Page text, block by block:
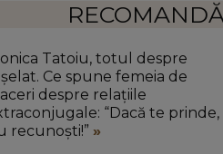
Tatoiu, totul despre
Ce spune femeia de
despre relațiile
“Dacă te prinde,
recunoști!”